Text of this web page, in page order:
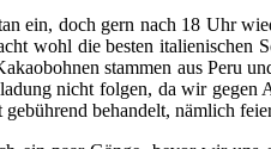
ein, doch gern nach 18 Uhr
wohl die besten italienischen
stammen aus Peru
nicht folgen, da wir gegen
behandelt, nämlich